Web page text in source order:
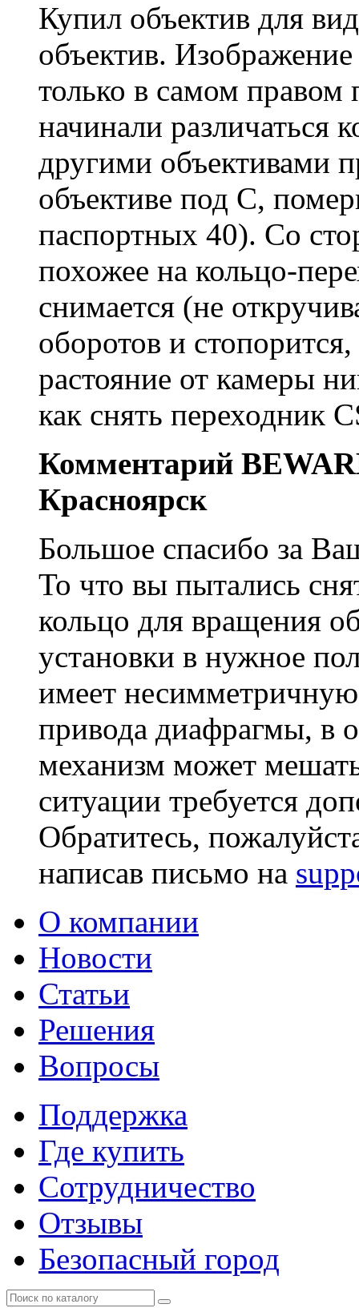
Купил объектив для
объектив.
только в самом
начинали различаться
другими объективами
объективе под C,
паспортных 40). Со
похожее на кольцо-
снимается (не
оборотов и
растояние от камеры
как снять переходник
Комментарий
Красноярск
Большое спасибо за
То что вы пытались
кольцо для вращения
установки в нужное
имеет
привода диафрагмы, в
механизм может
ситуации требуется
Обратитесь,
написав письмо на
О компании
Новости
Статьи
Решения
Вопросы
Поддержка
Где купить
Сотрудничество
Отзывы
Безопасный город